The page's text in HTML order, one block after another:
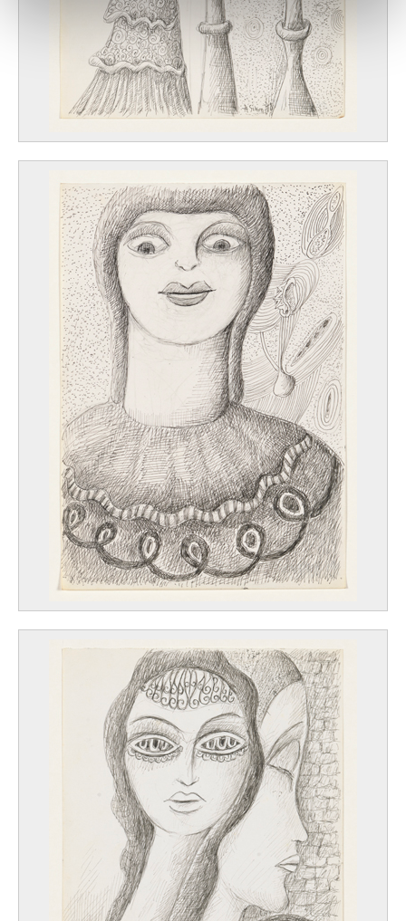
notre site avec nos partenaires de médias sociaux, de
publicité et d'analyse, qui peuvent combiner celles-ci
avec d'autres informations que vous leur avez fournies
ou qu'ils ont collectées lors de votre utilisation de leurs